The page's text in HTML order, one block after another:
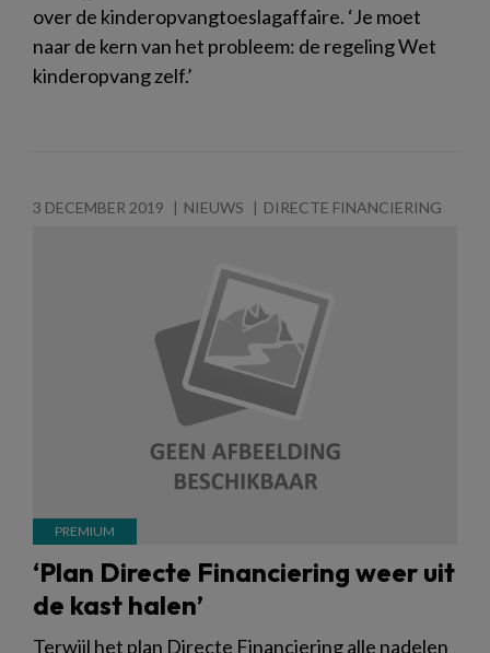
over de kinderopvangtoeslagaffaire. ‘Je moet
naar de kern van het probleem: de regeling Wet
kinderopvang zelf.’
3 DECEMBER 2019 NIEUWS DIRECTE FINANCIERING
‘Plan Directe Financiering weer uit
de kast halen’
Terwijl het plan Directe Financiering alle nadelen